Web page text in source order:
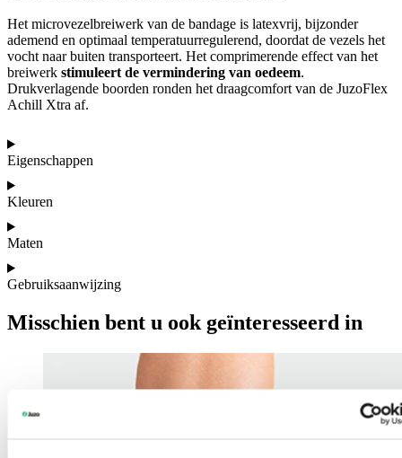
Het microvezelbreiwerk van de bandage is latexvrij, bijzonder
ademend en optimaal temperatuurregulerend, doordat de vezels het
vocht naar buiten transporteert. Het comprimerende effect van het
breiwerk stimuleert de vermindering van oedeem.
Drukverlagende boorden ronden het draagcomfort van de JuzoFlex
Achill Xtra af.
Eigenschappen
Kleuren
Maten
Gebruiksaanwijzing
Misschien bent u ook geïnteresseerd in